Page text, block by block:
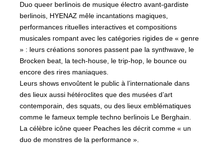
Duo queer berlinois de musique électro avant-gardiste
berlinois, HYENAZ mêle incantations magiques,
performances rituelles interactives et compositions
musicales rompant avec les catégories rigides de « genre
» : leurs créations sonores passent pae la synthwave, le
Brocken beat, la tech-house, le trip-hop, le bounce ou
encore des rires maniaques.
Leurs shows envoûtent le public à l’internationale dans
des lieux aussi hétéroclites que des musées d’art
contemporain, des squats, ou des lieux emblématiques
comme le fameux temple techno berlinois Le Berghain.
La célèbre icône queer Peaches les décrit comme « un
duo de monstres de la performance ».